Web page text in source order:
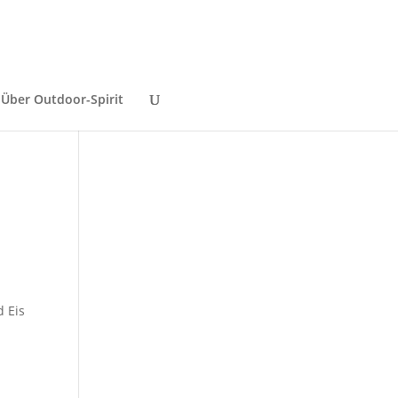
Über Outdoor-Spirit
Eis